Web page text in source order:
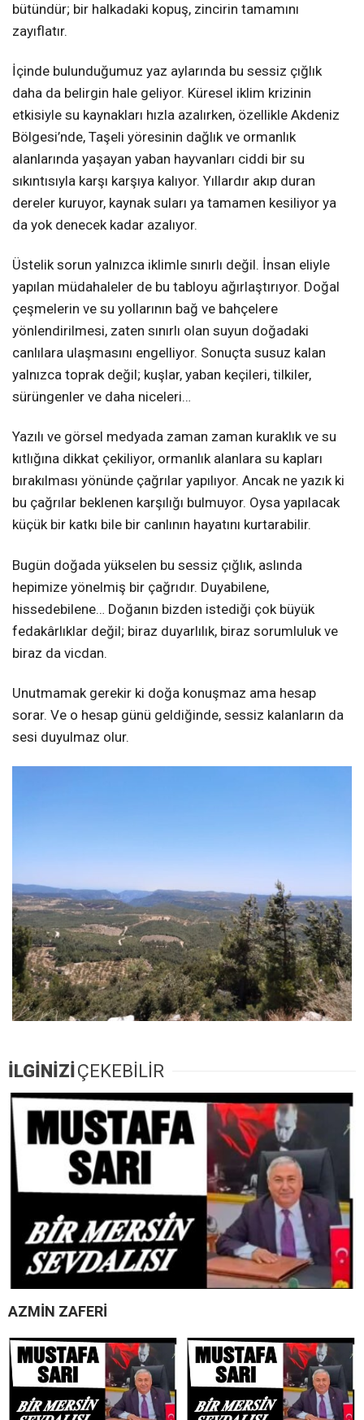
bütündür; bir halkadaki kopuş, zincirin tamamını
zayıflatır.
İçinde bulunduğumuz yaz aylarında bu sessiz çığlık
daha da belirgin hale geliyor. Küresel iklim krizinin
etkisiyle su kaynakları hızla azalırken, özellikle Akdeniz
Bölgesi’nde, Taşeli yöresinin dağlık ve ormanlık
alanlarında yaşayan yaban hayvanları ciddi bir su
sıkıntısıyla karşı karşıya kalıyor. Yıllardır akıp duran
dereler kuruyor, kaynak suları ya tamamen kesiliyor ya
da yok denecek kadar azalıyor.
Üstelik sorun yalnızca iklimle sınırlı değil. İnsan eliyle
yapılan müdahaleler de bu tabloyu ağırlaştırıyor. Doğal
çeşmelerin ve su yollarının bağ ve bahçelere
yönlendirilmesi, zaten sınırlı olan suyun doğadaki
canlılara ulaşmasını engelliyor. Sonuçta susuz kalan
yalnızca toprak değil; kuşlar, yaban keçileri, tilkiler,
sürüngenler ve daha niceleri…
Yazılı ve görsel medyada zaman zaman kuraklık ve su
kıtlığına dikkat çekiliyor, ormanlık alanlara su kapları
bırakılması yönünde çağrılar yapılıyor. Ancak ne yazık ki
bu çağrılar beklenen karşılığı bulmuyor. Oysa yapılacak
küçük bir katkı bile bir canlının hayatını kurtarabilir.
Bugün doğada yükselen bu sessiz çığlık, aslında
hepimize yönelmiş bir çağrıdır. Duyabilene,
hissedebilene… Doğanın bizden istediği çok büyük
fedakârlıklar değil; biraz duyarlılık, biraz sorumluluk ve
biraz da vicdan.
Unutmamak gerekir ki doğa konuşmaz ama hesap
sorar. Ve o hesap günü geldiğinde, sessiz kalanların da
sesi duyulmaz olur.
İLGİNİZİ ÇEKEBİLİR
AZMİN ZAFERİ